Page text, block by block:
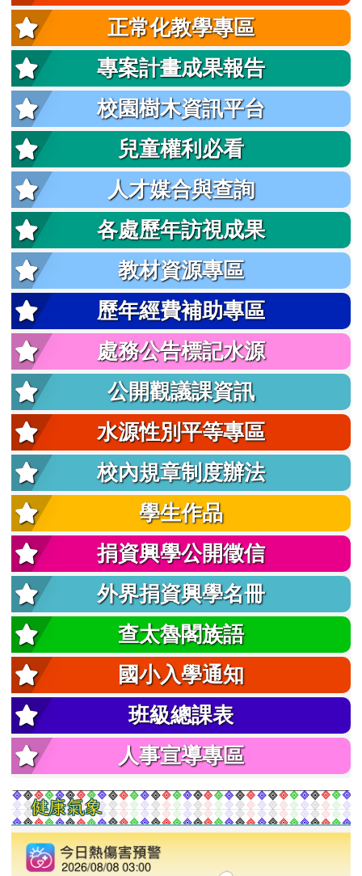
正常化教學專區
專案計畫成果報告
校園樹木資訊平台
兒童權利必看
人才媒合與查詢
各處歷年訪視成果
教材資源專區
歷年經費補助專區
處務公告標記水源
公開觀議課資訊
水源性別平等專區
校內規章制度辦法
學生作品
捐資興學公開徵信
外界捐資興學名冊
查太魯閣族語
國小入學通知
班級總課表
人事宣導專區
健康氣象